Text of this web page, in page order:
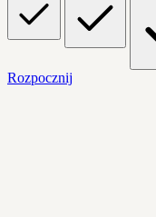
Rozpocznij